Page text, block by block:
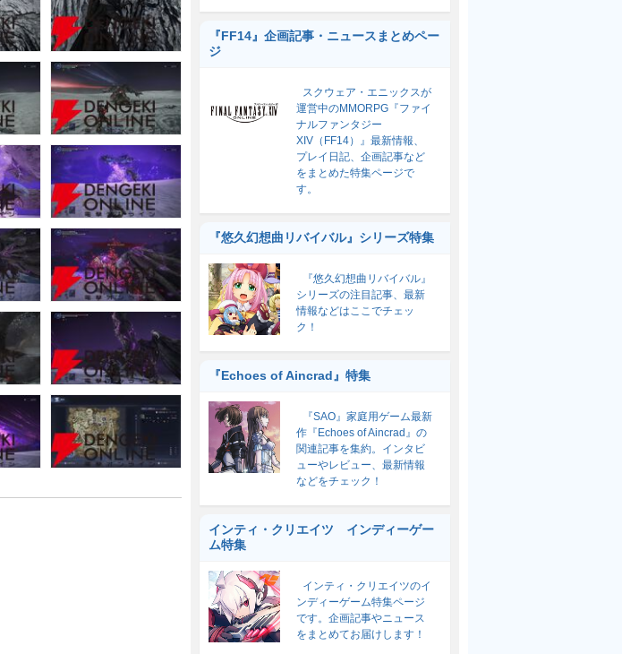
『FF14』企画記事・ニュースまとめペー
ジ
スクウェア・エニックスが
運営中のMMORPG『ファイ
ナルファンタジー
XIV（FF14）』最新情報、
プレイ日記、企画記事など
をまとめた特集ページで
す。
『悠久幻想曲リバイバル』シリーズ特集
『悠久幻想曲リバイバル』
シリーズの注目記事、最新
情報などはここでチェッ
ク！
『Echoes of Aincrad』特集
『SAO』家庭用ゲーム最新
作『Echoes of Aincrad』の
関連記事を集約。インタビ
ューやレビュー、最新情報
などをチェック！
インティ・クリエイツ インディーゲー
ム特集
インティ・クリエイツのイ
ンディーゲーム特集ページ
です。企画記事やニュース
をまとめてお届けします！